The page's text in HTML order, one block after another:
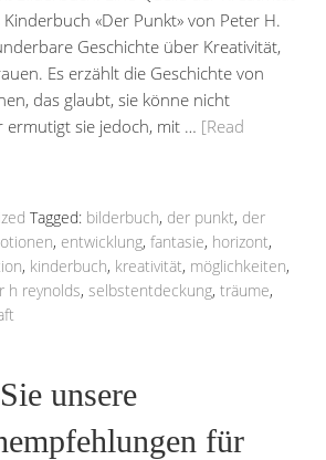
«Der Punkt» von Peter H.
Geschichte über Kreativität,
Es erzählt die Geschichte von
das glaubt, sie könne nicht
ermutigt sie jedoch, mit … [Read
Tagged: bilderbuch, der punkt, der
, entwicklung, fantasie, horizont,
, kinderbuch, kreativität, möglichkeiten,
h reynolds, selbstentdeckung, träume,
unsere
für